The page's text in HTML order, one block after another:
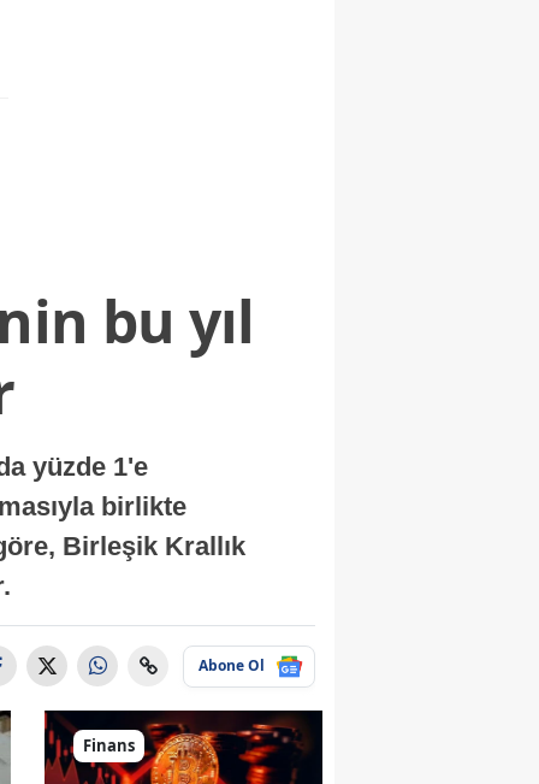
bu yıl
yüzde 1'e
birlikte
Birleşik Krallık
Abone Ol
Finans